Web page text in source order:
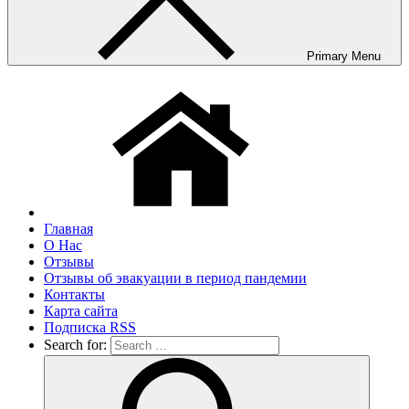
Primary Menu
Главная
О Нас
Отзывы
Отзывы об эвакуации в период пандемии
Контакты
Карта сайта
Подписка RSS
Search for: